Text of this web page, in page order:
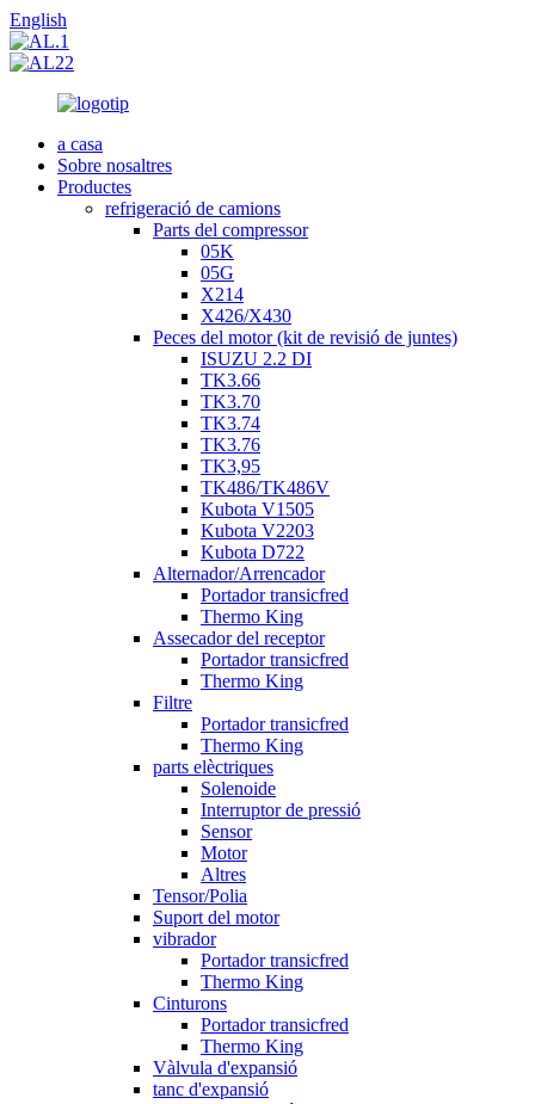
English
a casa
Sobre nosaltres
Productes
refrigeració de camions
Parts del compressor
05K
05G
X214
X426/X430
Peces del motor (kit de revisió de juntes)
ISUZU 2.2 DI
TK3.66
TK3.70
TK3.74
TK3.76
TK3,95
TK486/TK486V
Kubota V1505
Kubota V2203
Kubota D722
Alternador/Arrencador
Portador transicfred
Thermo King
Assecador del receptor
Portador transicfred
Thermo King
Filtre
Portador transicfred
Thermo King
parts elèctriques
Solenoide
Interruptor de pressió
Sensor
Motor
Altres
Tensor/Polia
Suport del motor
vibrador
Portador transicfred
Thermo King
Cinturons
Portador transicfred
Thermo King
Vàlvula d'expansió
tanc d'expansió